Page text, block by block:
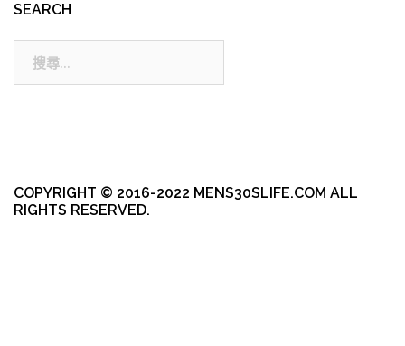
SEARCH
COPYRIGHT © 2016-2022 MENS30SLIFE.COM ALL
RIGHTS RESERVED.